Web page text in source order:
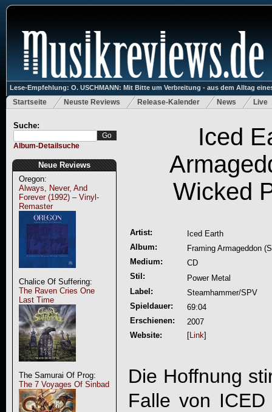
Lese-Empfehlung: O. USCHMANN: Mit Bitte um Verbreitung - aus dem Alltag
Startseite Neuste Reviews Release-Kalender News Live
Suche:
Album-Detailsuche
Neue Reviews
Oregon:
Always, Never, And
Forever (1992) – Vinyl-
Remaster
Chalice Of Suffering:
The Raven Cries One
Last Time
The Samurai Of Prog:
The 7 Voyages Of Sinbad
Iced
Wicked
Artist:
Iced Earth
Album:
Framing Armageddon
Medium:
CD
Stil:
Power Metal
Label:
Steamhammer/SPV
Spieldauer:
69:04
Erschienen:
2007
Website:
[Link]
Die Hoffnung
Falle von